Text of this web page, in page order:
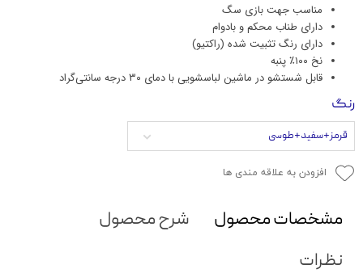
مناسب جهت بازی سگ
دارای طناب محکم و بادوام
دارای رنگ تثبیت شده (راکتیو)
نخ ۱۰۰٪ پنبه
قابل شستشو در ماشین لباسشویی با دمای ۳۰ درجه سانتی‌گراد
رنگ
قرمز+سفید+طوسی
افزودن به علاقه مندی ها
مشخصات محصول
شرح محصول
نظرات